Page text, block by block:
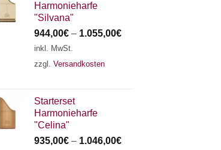
Harmonieharfe
"Silvana"
944,00€ – 1.055,00€
inkl. MwSt.
zzgl. Versandkosten
Starterset
Harmonieharfe
"Celina"
935,00€ – 1.046,00€